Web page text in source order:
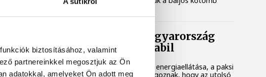
biztosításához, valamint
partnereinkkel megosztjuk az Ön
adatokkal, amelyeket Ön adott meg
a
Magyar Péter: Magyarország
energiaellátása stabil
Jelenleg stabil Magyarország energiaellátása, a paksi
erőmű munkatársai azon dolgoznak, hogy az utolsó